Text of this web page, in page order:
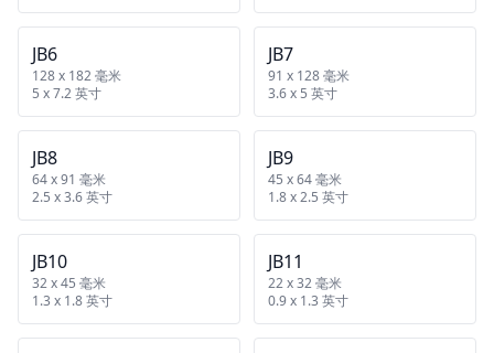
JB6
128 x 182 毫米
5 x 7.2 英寸
JB7
91 x 128 毫米
3.6 x 5 英寸
JB8
64 x 91 毫米
2.5 x 3.6 英寸
JB9
45 x 64 毫米
1.8 x 2.5 英寸
JB10
32 x 45 毫米
1.3 x 1.8 英寸
JB11
22 x 32 毫米
0.9 x 1.3 英寸